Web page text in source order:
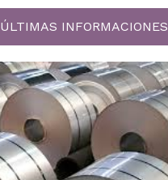
ÚLTIMAS INFORMACIONES